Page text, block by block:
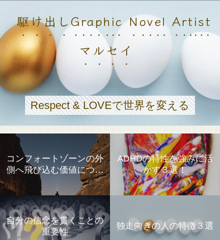
駆け出しGraphic Novel Artist
マルセイ
Respect & LOVEで世界を変える
コンフォートゾーンの外
側へ飛び込む価値につい
ADHDの特性を強みに活
かす３選！
自分の信念を貫くことの
重要性
独走向きの人の特徴３選